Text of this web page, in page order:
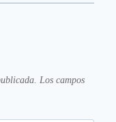
Los campos